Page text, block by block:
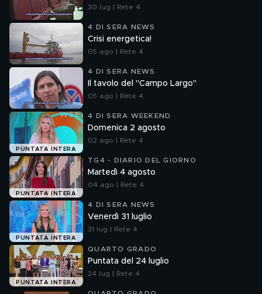
30 lug | Rete 4
4 DI SERA NEWS
Crisi energetica!
05 ago | Rete 4
4 DI SERA NEWS
Il tavolo del "Campo Largo"
05 ago | Rete 4
PUNTATA INTERA
4 DI SERA WEEKEND
Domenica 2 agosto
02 ago | Rete 4
PUNTATA INTERA
TG4 - DIARIO DEL GIORNO
Martedì 4 agosto
04 ago | Rete 4
PUNTATA INTERA
4 DI SERA NEWS
Venerdì 31 luglio
31 lug | Rete 4
PUNTATA INTERA
QUARTO GRADO
Puntata del 24 luglio
24 lug | Rete 4